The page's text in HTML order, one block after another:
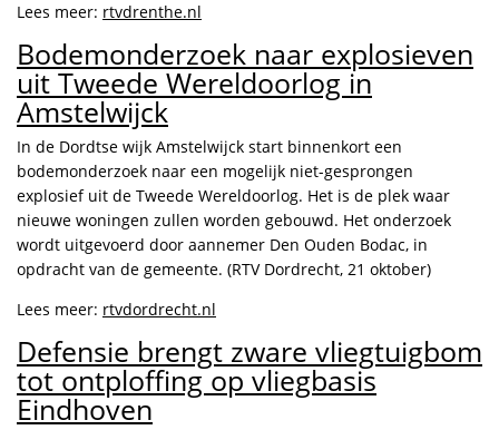
Lees meer: rtvdrenthe.nl
Bodemonderzoek naar explosieven
uit Tweede Wereldoorlog in
Amstelwijck
In de Dordtse wijk Amstelwijck start binnenkort een
bodemonderzoek naar een mogelijk niet-gesprongen
explosief uit de Tweede Wereldoorlog. Het is de plek waar
nieuwe woningen zullen worden gebouwd. Het onderzoek
wordt uitgevoerd door aannemer Den Ouden Bodac, in
opdracht van de gemeente. (RTV Dordrecht, 21 oktober)
Lees meer: rtvdordrecht.nl
Defensie brengt zware vliegtuigbom
tot ontploffing op vliegbasis
Eindhoven